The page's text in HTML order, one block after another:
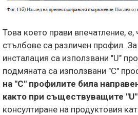
Това което прави впечатление, е,
стълбове са различен профил.
инсталация са използвани "U"
подмяната са използвани "C"
на "C" профилите била
както при съществуващите
консултиране на продуктовия